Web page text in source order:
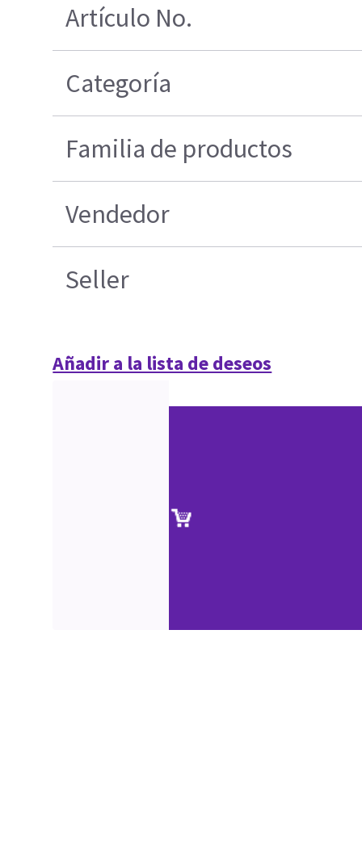
Artículo No.
Categoría
Familia de productos
Vendedor
Seller
Añadir a la lista de deseos